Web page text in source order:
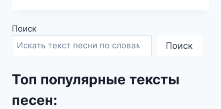
Поиск
Поиск
Топ популярные тексты
песен: